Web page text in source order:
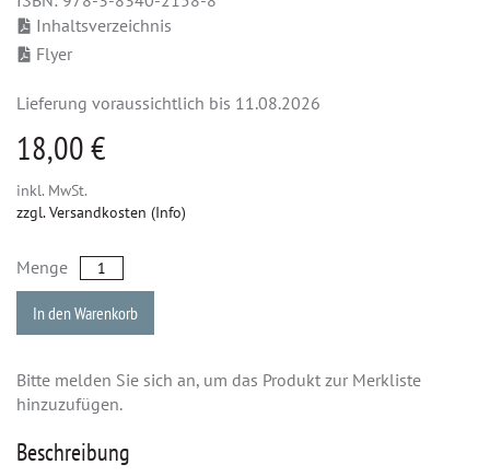
Inhaltsverzeichnis
Flyer
Lieferung voraussichtlich bis 11.08.2026
18,00 €
inkl. MwSt.
zzgl. Versandkosten (Info)
Menge
In den Warenkorb
Bitte melden Sie sich an, um das Produkt zur Merkliste
hinzuzufügen.
Beschreibung